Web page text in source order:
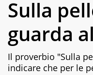
Sulla
guarda
Il proverbio "Sulla
indicare che per le